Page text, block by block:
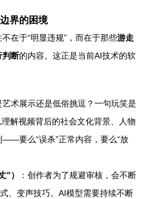
界的困境
在于“明显违规”，而在于那些游走
判断的内容。这正是当前AI技术的软
术展示还是低俗挑逗？一句玩笑是
解视频背后的社会文化背景、人物
要么“误杀”正常内容，要么“放
”）
：创作者为了规避审核，会不断
、变声技巧。AI模型需要持续不断